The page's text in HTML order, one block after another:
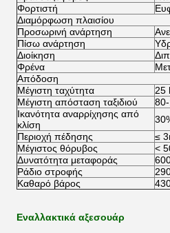
Φορτιστή
Διαμόρφωση πλαισίου
Προσωρινή ανάρτηση
Πίσω ανάρτηση
Διοίκηση
Φρένα
Απόδοση
Μέγιστη ταχύτητα
25
Μέγιστη απόσταση ταξιδιού
80-
Ικανότητα αναρρίχησης από
κλίση
Περιοχή πέδησης
≤
Μέγιστος θόρυβος
<
Δυνατότητα μεταφοράς
Ράδιο στροφής
Καθαρό βάρος
Εναλλακτικά αξεσουάρ